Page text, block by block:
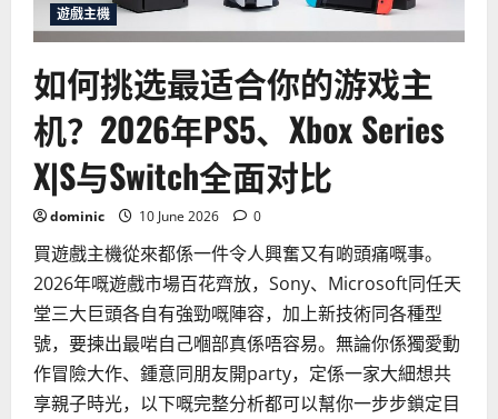
主
機
更
合
你？
遊戲主機
如何挑选最适合你的游戏主
机？2026年PS5、Xbox Series
X|S与Switch全面对比
dominic 10 June 2026 0
買遊戲主機從來都係一件令人興奮又有啲頭痛嘅事。
2026年嘅遊戲市場百花齊放，Sony、Microsoft同任天
堂三大巨頭各自有強勁嘅陣容，加上新技術同各種型
號，要揀出最啱自己嗰部真係唔容易。無論你係獨愛動
作冒險大作、鍾意同朋友開party，定係一家大細想共
享親子時光，以下嘅完整分析都可以幫你一步步鎖定目